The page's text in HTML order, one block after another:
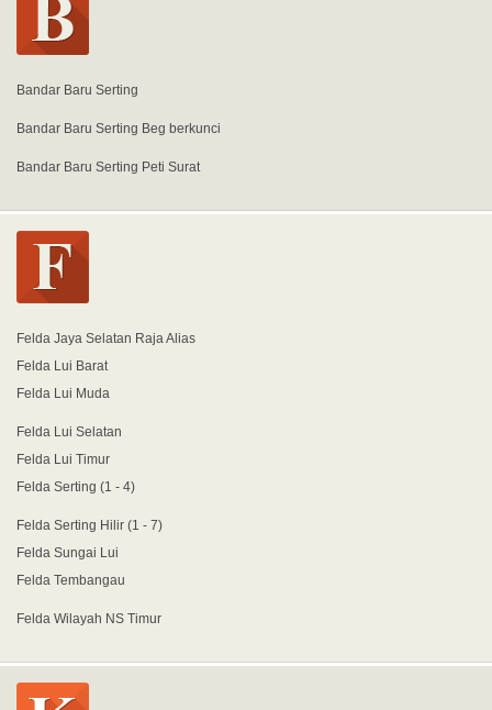
Bandar Baru Serting
Bandar Baru Serting Beg berkunci
Bandar Baru Serting Peti Surat
Felda Jaya Selatan Raja Alias
Felda Lui Barat
Felda Lui Muda
Felda Lui Selatan
Felda Lui Timur
Felda Serting (1 - 4)
Felda Serting Hilir (1 - 7)
Felda Sungai Lui
Felda Tembangau
Felda Wilayah NS Timur